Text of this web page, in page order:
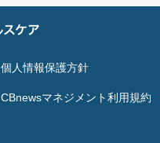
個人情報保護方針
CBnewsマネジメント利用規約